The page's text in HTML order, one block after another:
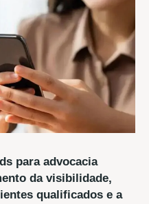
para advocacia
da visibilidade,
qualificados e a